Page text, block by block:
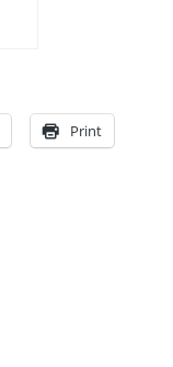
Print